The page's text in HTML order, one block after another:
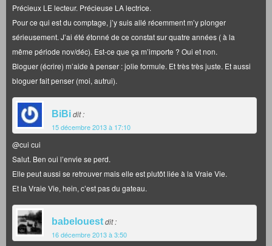
Précieux LE lecteur. Précieuse LA lectrice.
Pour ce qui est du comptage, j’y suis allé récemment m’y plonger
sérieusement. J’ai été étonné de ce constat sur quatre années ( à la
même période nov/déc). Est-ce que ça m’importe ? Oui et non.
Bloguer (écrire) m’aide à penser : jolie formule. Et très très juste. Et aussi
bloguer fait penser (moi, autrui).
BiBidit :
15 décembre 2013 à 17:10
@cui cui
Salut. Ben oui l’envie se perd.
Elle peut aussi se retrouver mais elle est plutôt liée à la Vraie Vie.
Et la Vraie Vie, hein, c’est pas du gateau.
babelouestdit :
16 décembre 2013 à 3:50